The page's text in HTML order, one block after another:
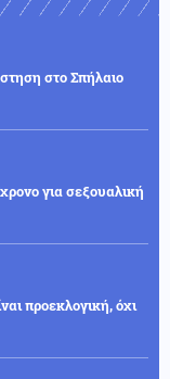
στο Σπήλαιο
για σεξουαλική
προεκλογική, όχι